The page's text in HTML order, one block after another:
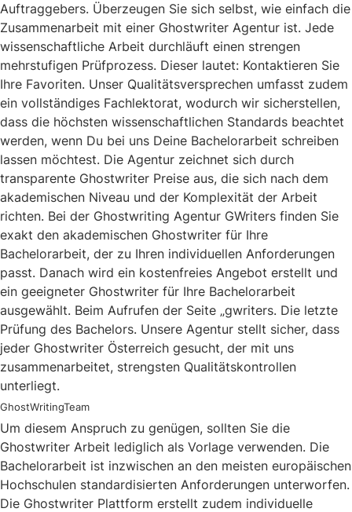
Auftraggebers. Überzeugen Sie sich selbst, wie einfach die
Zusammenarbeit mit einer Ghostwriter Agentur ist. Jede
wissenschaftliche Arbeit durchläuft einen strengen
mehrstufigen Prüfprozess. Dieser lautet: Kontaktieren Sie
Ihre Favoriten. Unser Qualitätsversprechen umfasst zudem
ein vollständiges Fachlektorat, wodurch wir sicherstellen,
dass die höchsten wissenschaftlichen Standards beachtet
werden, wenn Du bei uns Deine Bachelorarbeit schreiben
lassen möchtest. Die Agentur zeichnet sich durch
transparente Ghostwriter Preise aus, die sich nach dem
akademischen Niveau und der Komplexität der Arbeit
richten. Bei der Ghostwriting Agentur GWriters finden Sie
exakt den akademischen Ghostwriter für Ihre
Bachelorarbeit, der zu Ihren individuellen Anforderungen
passt. Danach wird ein kostenfreies Angebot erstellt und
ein geeigneter Ghostwriter für Ihre Bachelorarbeit
ausgewählt. Beim Aufrufen der Seite „gwriters. Die letzte
Prüfung des Bachelors. Unsere Agentur stellt sicher, dass
jeder Ghostwriter Österreich gesucht, der mit uns
zusammenarbeitet, strengsten Qualitätskontrollen
unterliegt.
GhostWritingTeam
Um diesem Anspruch zu genügen, sollten Sie die
Ghostwriter Arbeit lediglich als Vorlage verwenden. Die
Bachelorarbeit ist inzwischen an den meisten europäischen
Hochschulen standardisierten Anforderungen unterworfen.
Die Ghostwriter Plattform erstellt zudem individuelle